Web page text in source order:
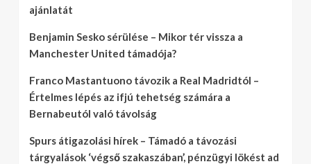
ajánlatát
Benjamin Sesko sérülése – Mikor tér vissza a
Manchester United támadója?
Franco Mastantuono távozik a Real Madridtól –
Értelmes lépés az ifjú tehetség számára a
Bernabeutól való távolság
Spurs átigazolási hírek – Támadó a távozási
tárgyalások ‘végső szakaszában’, pénzügyi lökést ad